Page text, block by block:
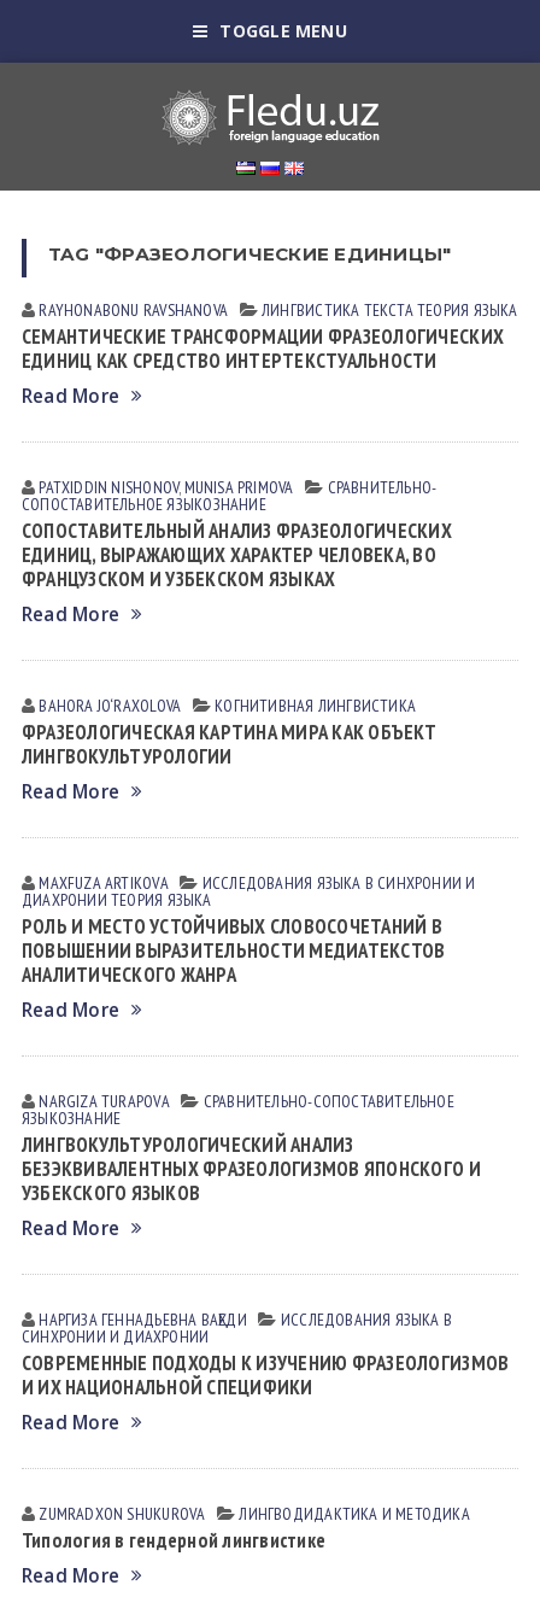
TOGGLE MENU
TAG "ФРАЗЕОЛОГИЧЕСКИЕ ЕДИНИЦЫ"
RAYHONABONU RAVSHANOVA ЛИНГВИСТИКА ТЕКСТАТЕОРИЯ ЯЗЫКА
СЕМАНТИЧЕСКИЕ ТРАНСФОРМАЦИИ ФРАЗЕОЛОГИЧЕСКИХ
ЕДИНИЦ КАК СРЕДСТВО ИНТЕРТЕКСТУАЛЬНОСТИ
Read More
PATXIDDIN NISHONOV, MUNISA PRIMOVA СРАВНИТЕЛЬНО-
СОПОСТАВИТЕЛЬНОЕ ЯЗЫКОЗНАНИЕ
СОПОСТАВИТЕЛЬНЫЙ АНАЛИЗ ФРАЗЕОЛОГИЧЕСКИХ
ЕДИНИЦ, ВЫРАЖАЮЩИХ ХАРАКТЕР ЧЕЛОВЕКА, ВО
ФРАНЦУЗСКОМ И УЗБЕКСКОМ ЯЗЫКАХ
Read More
BAHORA JO‘RAXOLOVA КОГНИТИВНАЯ ЛИНГВИСТИКА
ФРАЗЕОЛОГИЧЕСКАЯ КАРТИНА МИРА КАК ОБЪЕКТ
ЛИНГВОКУЛЬТУРОЛОГИИ
Read More
MAXFUZA АRTIKOVА ИССЛЕДОВАНИЯ ЯЗЫКА В СИНХРОНИИ И
ДИАХРОНИИ ТЕОРИЯ ЯЗЫКА
РОЛЬ И МЕСТО УСТОЙЧИВЫХ СЛОВОСОЧЕТАНИЙ В
ПОВЫШЕНИИ ВЫРАЗИТЕЛЬНОСТИ МЕДИАТЕКСТОВ
АНАЛИТИЧЕСКОГО ЖАНРА
Read More
NARGIZA TURАPOVА СРАВНИТЕЛЬНО-СОПОСТАВИТЕЛЬНОЕ
ЯЗЫКОЗНАНИЕ
ЛИНГВОКУЛЬТУРОЛОГИЧЕСКИЙ АНАЛИЗ
БЕЗЭКВИВАЛЕНТНЫХ ФРАЗЕОЛОГИЗМОВ ЯПОНСКОГО И
УЗБЕКСКОГО ЯЗЫКОВ
Read More
НАРГИЗА ГЕННАДЬЕВНА ВАҲЕДИ ИССЛЕДОВАНИЯ ЯЗЫКА В
СИНХРОНИИ И ДИАХРОНИИ
СОВРЕМЕННЫЕ ПОДХОДЫ К ИЗУЧЕНИЮ ФРАЗЕОЛОГИЗМОВ
И ИХ НАЦИОНАЛЬНОЙ СПЕЦИФИКИ
Read More
ZUMRADXON SHUKUROVА ЛИНГВОДИДАКТИКА И МЕТОДИКА
Типология в гендерной лингвистике
Read More